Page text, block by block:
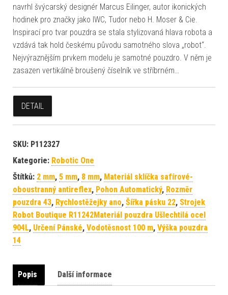
navrhl švýcarský designér Marcus Eilinger, autor ikonických
hodinek pro značky jako IWC, Tudor nebo H. Moser & Cie.
Inspirací pro tvar pouzdra se stala stylizovaná hlava robota a
vzdává tak hold českému původu samotného slova „robot“.
Nejvýraznějším prvkem modelu je samotné pouzdro. V něm je
zasazen vertikálně broušený číselník ve stříbrném…
DETAIL
SKU: P112327
Kategorie: Robotic One
Štítků: 2 mm, 5 mm, 8 mm, Materiál sklíčka safírové-
oboustranný antireflex, Pohon Automatický, Rozměr
pouzdra 43, Rychlostěžejky ano, Šířka pásku 22, Strojek
Robot Boutique R11242Materiál pouzdra Ušlechtilá ocel
904L, Určení Pánské, Vodotěsnost 100 m, Výška pouzdra
14
Popis Další informace